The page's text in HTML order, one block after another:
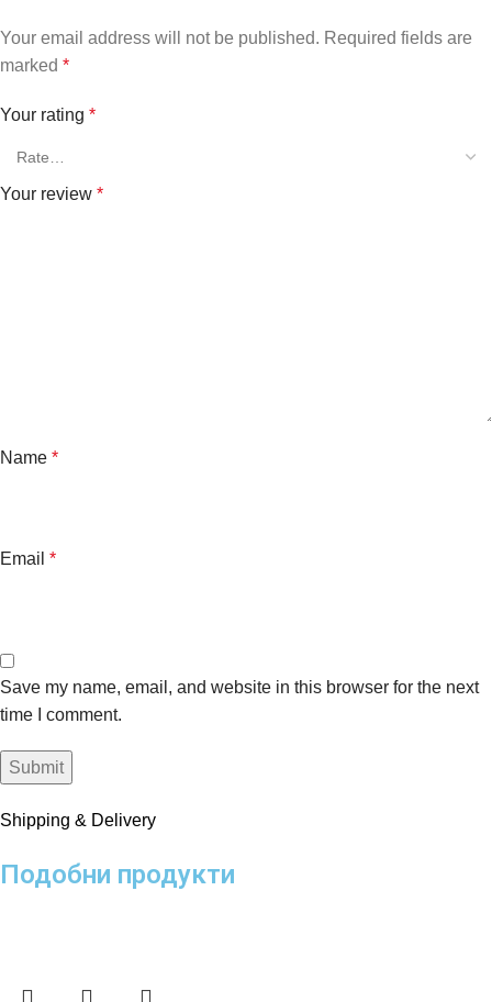
Your email address will not be published. Required fields are
marked *
Your rating *
Your review *
Name *
Email *
Save my name, email, and website in this browser for the next
time I comment.
Shipping & Delivery
Подобни продукти